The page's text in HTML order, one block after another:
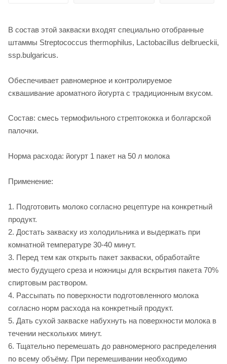
В состав этой закваски входят специально отобранные
штаммы Streptococcus thermophilus, Lactobacillus delbrueckii,
ssp.bulgaricus.
Обеспечивает равномерное и контролируемое
сквашивание ароматного йогурта с традиционным вкусом.
Состав: смесь термофильного стрептококка и болгарской
палочки.
Норма расхода: йогурт 1 пакет на 50 л молока
Применение:
1. Подготовить молоко согласно рецептуре на конкретный
продукт.
2. Достать закваску из холодильника и выдержать при
комнатной температуре 30-40 минут.
3. Перед тем как открыть пакет закваски, обработайте
место будущего среза и ножницы для вскрытия пакета 70%
спиртовым раствором.
4. Рассыпать по поверхности подготовленного молока
согласно норм расхода на конкретный продукт.
5. Дать сухой закваске набухнуть на поверхности молока в
течении нескольких минут.
6. Тщательно перемешать до равномерного распределения
по всему объёму. При перемешивании необходимо